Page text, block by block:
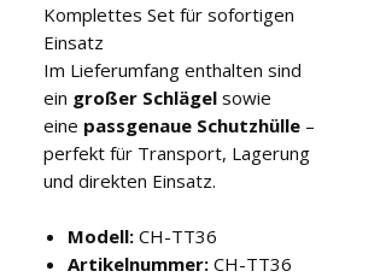
Komplettes Set für sofortigen
Einsatz
Im Lieferumfang enthalten sind
ein großer Schlägel sowie
eine passgenaue Schutzhülle –
perfekt für Transport, Lagerung
und direkten Einsatz.
Modell: CH-TT36
Artikelnummer: CH-TT36